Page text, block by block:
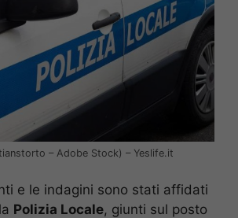
– Adobe Stock) – Yeslife.it
e le indagini sono stati affidati
Polizia Locale, giunti sul posto